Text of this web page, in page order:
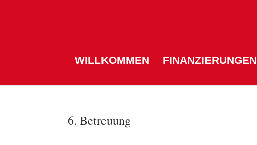
WILLKOMMEN FINANZIERUNGEN
6. Betreuung